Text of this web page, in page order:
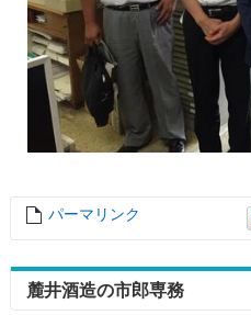
パーマリンク
麓井酒造の市郎専務